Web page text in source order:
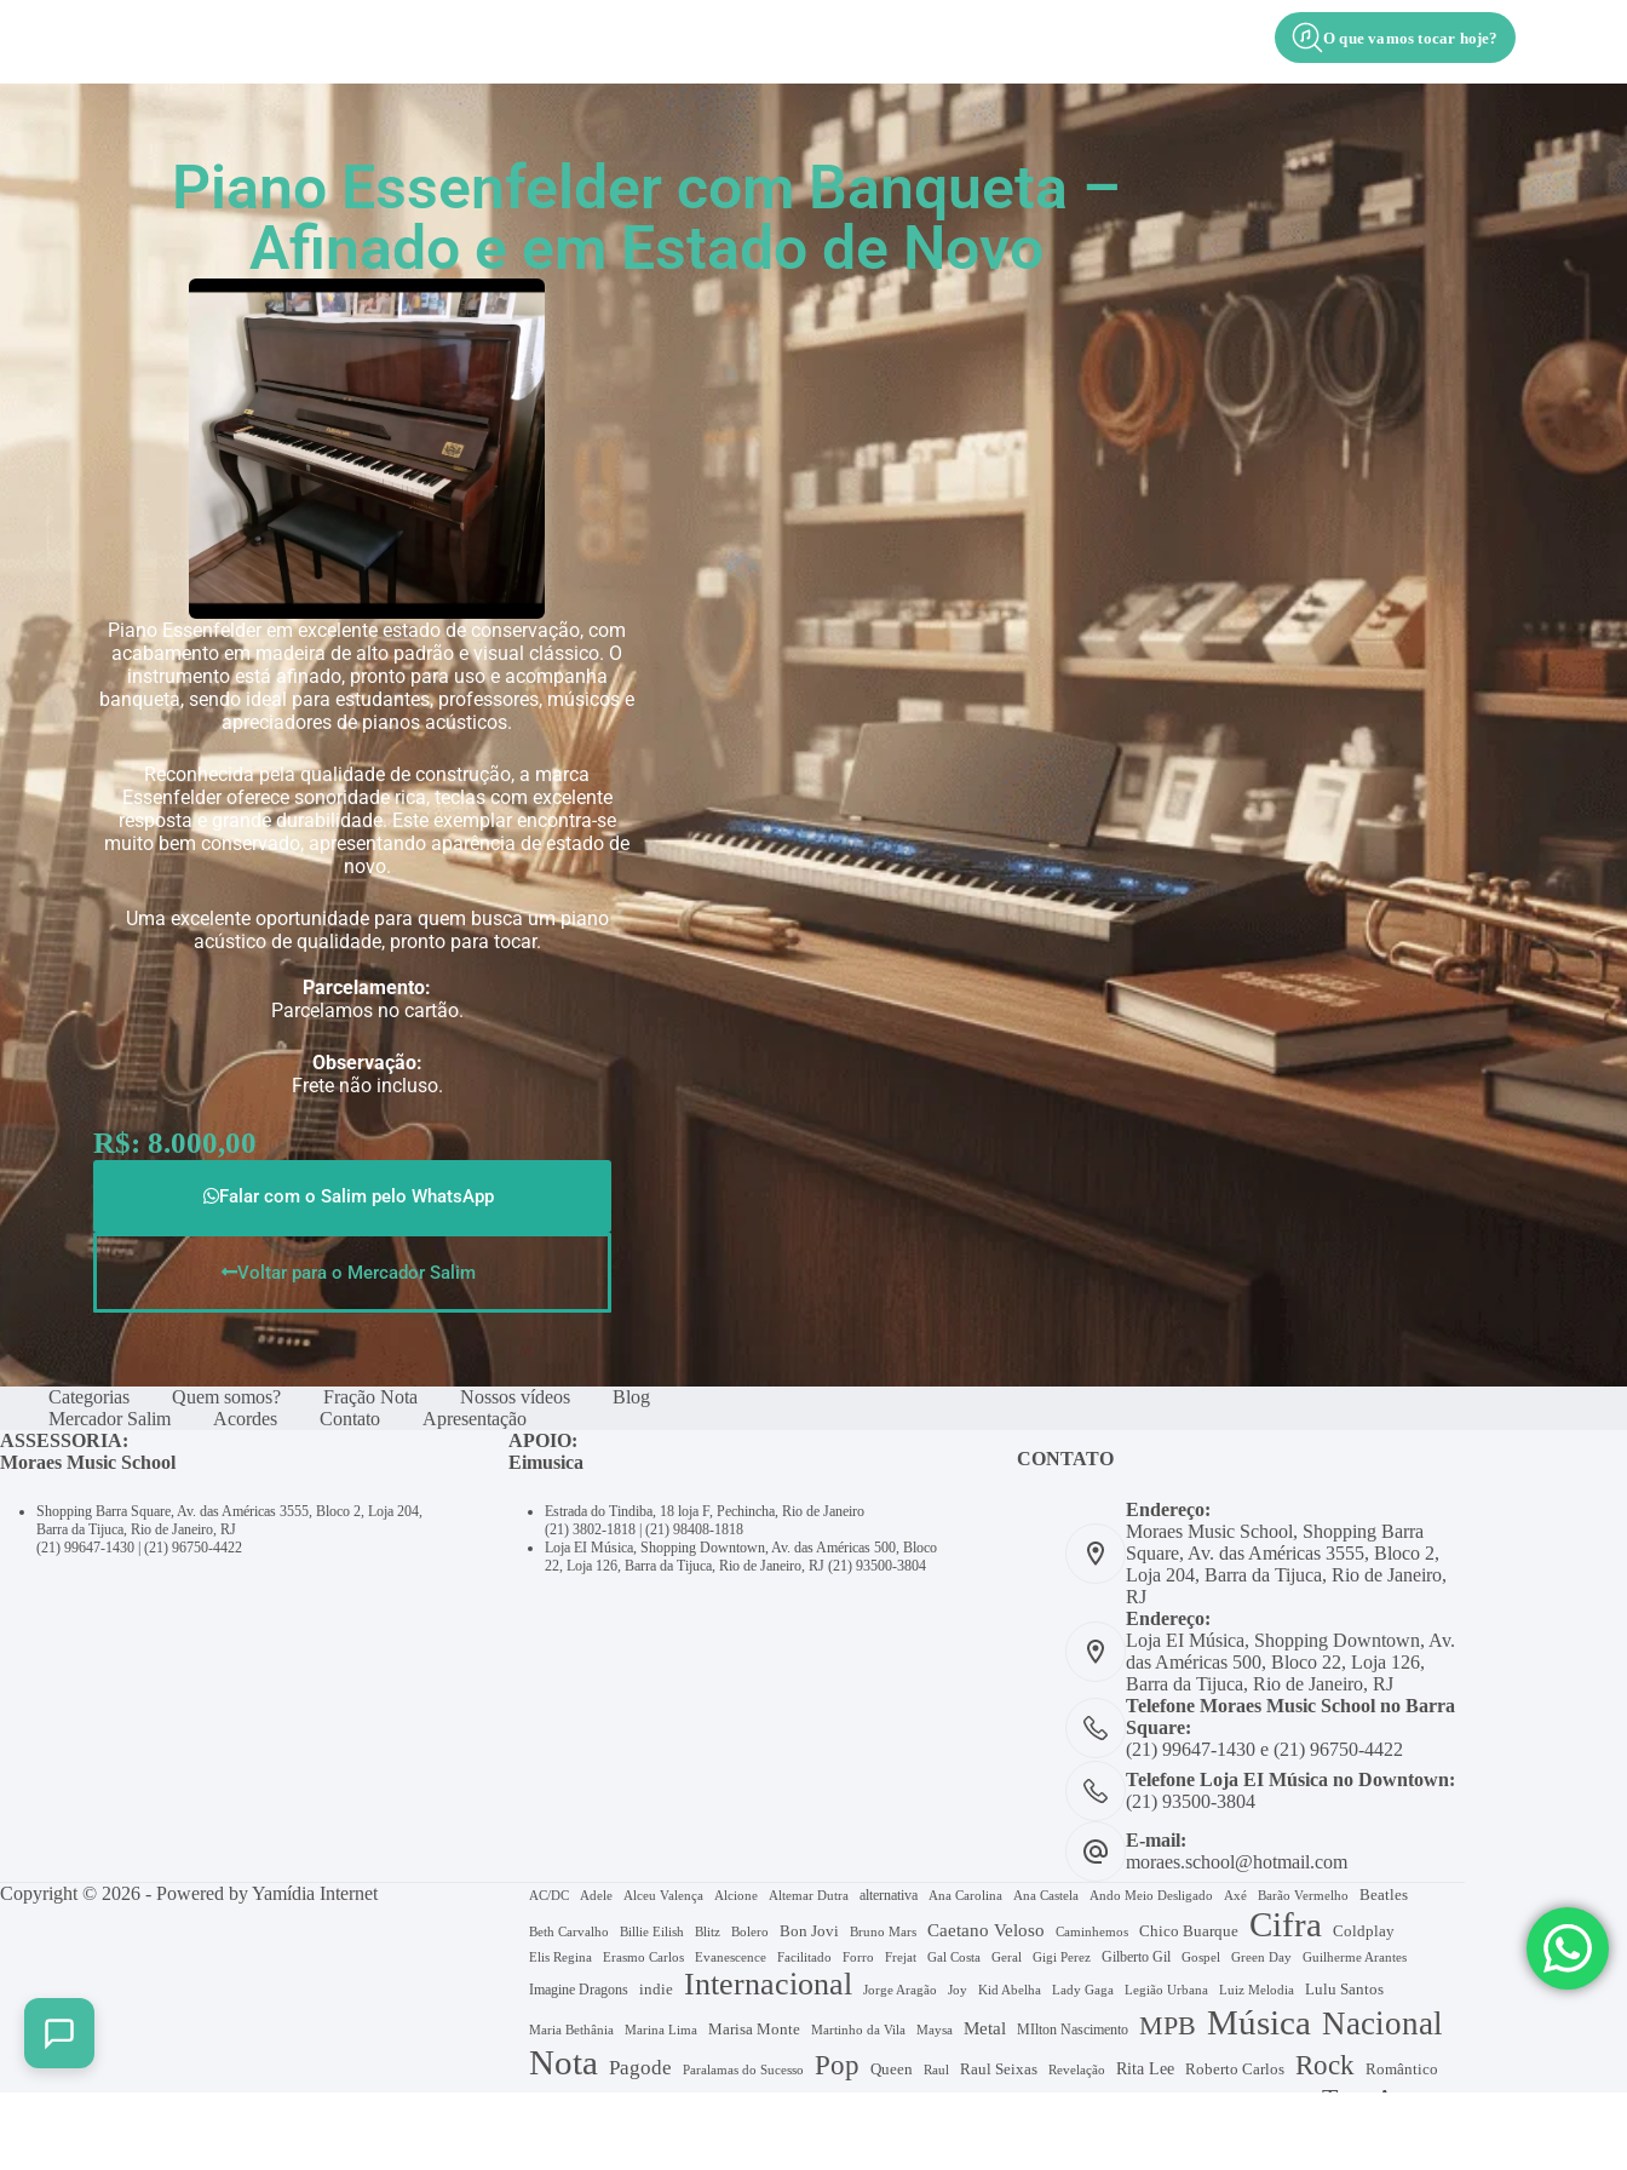
O que vamos tocar hoje?
Piano Essenfelder com Banqueta –
Afinado e em Estado de Novo
Piano Essenfelder em excelente estado de conservação, com
acabamento em madeira de alto padrão e visual clássico. O
instrumento está afinado, pronto para uso e acompanha
banqueta, sendo ideal para estudantes, professores, músicos e
apreciadores de pianos acústicos.
Reconhecida pela qualidade de construção, a marca
Essenfelder oferece sonoridade rica, teclas com excelente
resposta e grande durabilidade. Este exemplar encontra-se
muito bem conservado, apresentando aparência de estado de
novo.
Uma excelente oportunidade para quem busca um piano
acústico de qualidade, pronto para tocar.
Parcelamento:
Parcelamos no cartão.
Observação:
Frete não incluso.
R$: 8.000,00
Falar com o Salim pelo WhatsApp
Voltar para o Mercador Salim
Categorias Quem somos? Fração Nota Nossos vídeos
Blog
Mercador Salim
Acordes Contato
Apresentação
ASSESSORIA:
Moraes Music School
Shopping Barra Square, Av. das Américas 3555, Bloco 2, Loja 204,
Barra da Tijuca, Rio de Janeiro, RJ
(21) 99647-1430 | (21) 96750-4422
APOIO:
Eimusica
Estrada do Tindiba, 18 loja F, Pechincha, Rio de Janeiro
(21) 3802-1818| (21) 98408-1818
Loja EI Música, Shopping Downtown, Av. das Américas 500, Bloco
22, Loja 126, Barra da Tijuca, Rio de Janeiro, RJ (21) 93500-3804
CONTATO
Endereço:
Moraes Music School, Shopping Barra
Square, Av. das Américas 3555, Bloco 2,
Loja 204, Barra da Tijuca, Rio de Janeiro,
RJ
Endereço:
Loja EI Música, Shopping Downtown, Av.
das Américas 500, Bloco 22, Loja 126,
Barra da Tijuca, Rio de Janeiro, RJ
Telefone Moraes Music School no Barra
Square:
(21) 99647-1430 e (21) 96750-4422
Telefone Loja EI Música no Downtown:
(21) 93500-3804
E-mail:
moraes.school@hotmail.com
Copyright © 2026 - Powered byYamídia Internet AC/DC Adele Alceu Valença Alcione Altemar Dutra alternativa Ana Carolina Ana Castela Ando Meio Desligado Axé Barão Vermelho Beatles
Beth Carvalho Billie Eilish Blitz Bolero Bon Jovi Bruno Mars Caetano Veloso Caminhemos Chico Buarque Cifra Coldplay
Elis Regina Erasmo Carlos Evanescence Facilitado Forro Frejat Gal Costa Geral Gigi Perez Gilberto Gil Gospel Green Day Guilherme Arantes
Imagine Dragons indie Internacional Jorge Aragão Joy Kid Abelha Lady Gaga Legião Urbana Luiz Melodia Lulu Santos
Maria Bethânia Marina Lima Marisa Monte Martinho da Vila Maysa Metal MIlton Nascimento MPB Música Nacional
Nota Pagode Paralamas do Sucesso Pop Queen Raul Raul Seixas Revelação Rita Lee Roberto Carlos Rock Romântico
Tom A